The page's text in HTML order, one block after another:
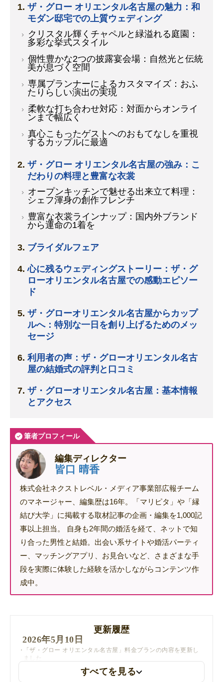
ザ・グロー オリエンタル名古屋の魅力：和
モダン邸宅での上質ウェディング
クリスタル輝くチャペルと緑溢れる庭園：
多彩な挙式スタイル
個性豊かな2つの披露宴会場：自然光と伝統
美が息づく空間
専属プランナーによるカスタマイズ：おふ
たりらしい演出の実現
柔軟な打ち合わせ対応：対面からオンライ
ンまで幅広く
真心こもったゲストへのおもてなしを重視
するカップルに最適
ザ・グロー オリエンタル名古屋の強み：こ
だわりの料理と豊富な衣裳
オープンキッチンで魅せる出来立て料理：
シェフ渾身の創作フレンチ
豊富な衣裳ラインナップ：国内外ブランド
から運命の1着を
ブライダルフェア
心に残るウェディングストーリー：ザ・グ
ローオリエンタル名古屋での感動エピソー
ド
ザ・グローオリエンタル名古屋からカップ
ルへ：特別な一日を創り上げるためのメッ
セージ
利用者の声：ザ・グローオリエンタル名古
屋の結婚式の評判と口コミ
ザ・グローオリエンタル名古屋：基本情報
とアクセス
筆者プロフィール
編集ディレクター
皆口 晴香
株式会社ネクストレベル・メディア事業部広報チーム
のマネージャー、編集歴は16年。「マリピタ」や「縁
結び大学」に掲載する取材記事の企画・編集を1,000記
事以上担当。 自身も2年間の婚活を経て、ネットで知
り合った男性と結婚。出会い系サイトや婚活パーティ
ー、マッチングアプリ、お見合いなど、さまざまな手
段を実際に体験した経験を活かしながらコンテンツ作
成中。
更新履歴
2026年5月10日
「ザ・グロー オリエンタル名古屋」料金プランの内容を更新し
ました
すべてを見る